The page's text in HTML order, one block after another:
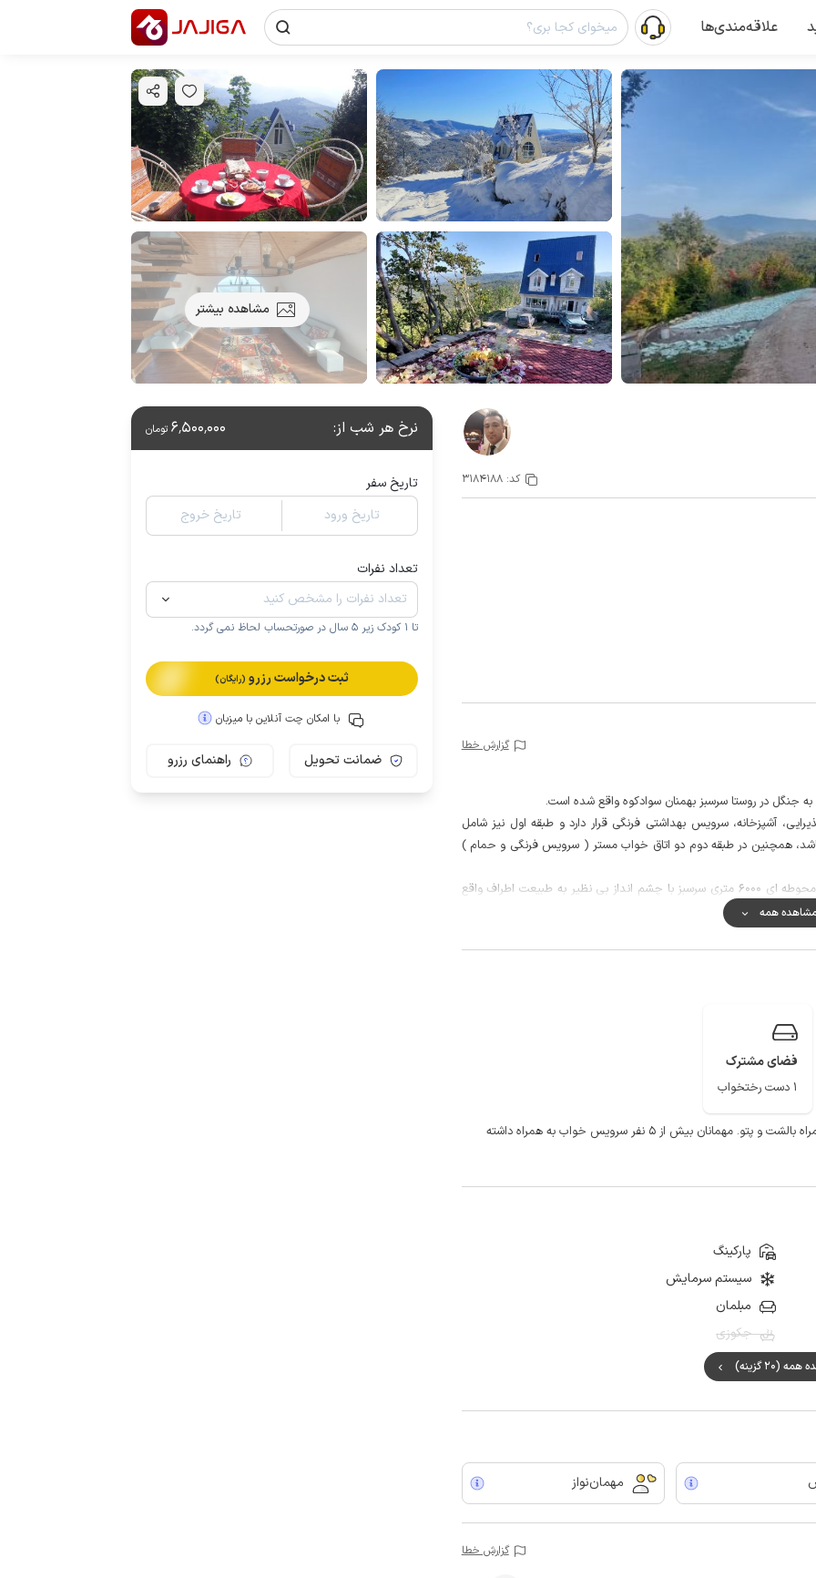
علاقه‌مندی‌ها
مشاهده بیشتر
کد:3184188
گزارش خطا
جنگل در روستا سرسبز بهمنان سوادکوه واقع شده است.
آشپزخانه، سرویس بهداشتی فرنگی قرار دارد و طبقه اول نیز شامل
باشد، همچنین در طبقه دوم دو اتاق خواب مستر ( سرویس فرنگی و حمام )
این ویلای زیبا و دنج با معماری خاص و منحصر به فرد در محوطه ای 6000 متری سرسبز با چشم انداز بی نظیر به طبیعت اطراف واقع
نیز دارد.
در این منطقه کیفیت آنتن دهی برای هر دو اپراتور ایرانسل و همراه اول در مکالمه عالی و اینترنت نیز به صورت 4g در دسترس شماست،
جوارم و ... مقصد مناسبی برای استراحت آخر هفته پایتخت نشینان به
می باشد، که در زمان حضور مهمانان فعالیتی انجام نمی شود.
مشاهده همه
فضای مشترک
1 دست رختخواب
یک عدد مبل تخت خواب شو دو نفره در هر اتاق خواب به همراه بالشت و پتو. مهمانان بیش از ۵ نفر سرویس خواب به همراه داشته
پارکینگ
سیستم سرمایش
مبلمان
جکوزی
(20 گزینه)
مهمان‌نواز
گزارش خطا
نرخ هر شب از: 6٬500٬000 تومان
تاریخ سفر
تاریخ ورود
تاریخ خروج
تعداد نفرات
تا 1 کودک زیر 5 سال در صورتحساب لحاظ نمی گردد.
ثبت درخواست رزرو (رایگان)
با امکان چت آنلاین با میزبان
ضمانت تحویل راهنمای رزرو